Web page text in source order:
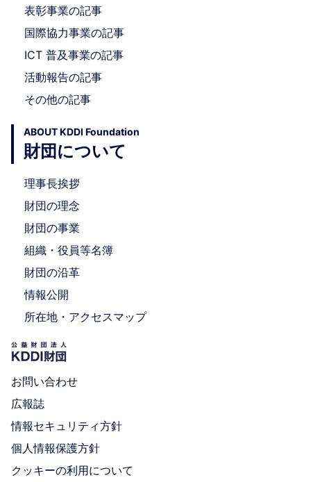
表彰事業の記事
国際協力事業の記事
ICT 普及事業の記事
活動報告の記事
その他の記事
ABOUT KDDI Foundation
財団について
理事長挨拶
財団の理念
財団の事業
組織・役員等名簿
財団の沿革
情報公開
所在地・アクセスマップ
お問い合わせ
広報誌
情報セキュリティ方針
個人情報保護方針
クッキーの利用について